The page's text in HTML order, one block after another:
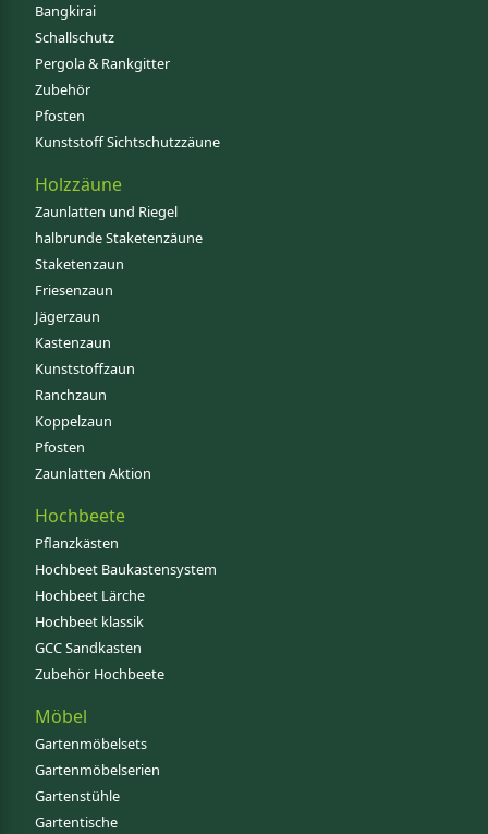
Bangkirai
Schallschutz
Pergola & Rankgitter
Zubehör
Pfosten
Kunststoff Sichtschutzzäune
Holzzäune
Zaunlatten und Riegel
halbrunde Staketenzäune
Staketenzaun
Friesenzaun
Jägerzaun
Kastenzaun
Kunststoffzaun
Ranchzaun
Koppelzaun
Pfosten
Zaunlatten Aktion
Hochbeete
Pflanzkästen
Hochbeet Baukastensystem
Hochbeet Lärche
Hochbeet klassik
GCC Sandkasten
Zubehör Hochbeete
Möbel
Gartenmöbelsets
Gartenmöbelserien
Gartenstühle
Gartentische